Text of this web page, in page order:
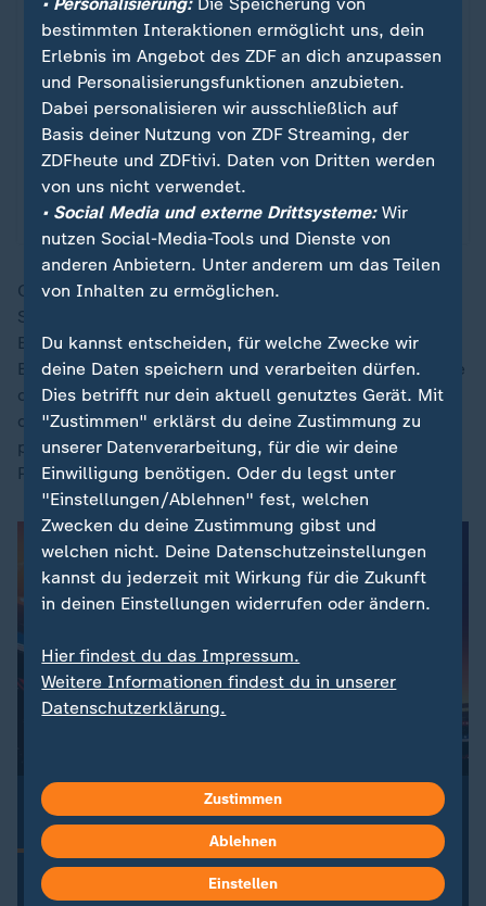
Sport
Schland in Sicht!
Vor der WM 2006 steht der deutsche Fußball am
Abgrund. Jürgen Klinsmanns Revolution droht zu
scheitern – bis sein junges Team das Land
elektrisiert und das Sommermärchen beginnt.
Curaçao setzte auf Konter und näherte sich einer
Sensation, bei einer Dreifachchance (60.) kam
Ecuadors Torhüter Hernán Galíndez in höchste
Bedrängnis. Die größeren Chancen hatte in der Summe
dennoch Ecuador. Curaçao-Schlussmann Room wuchs
dabei über sich hinaus, auch in der Schlussphase
parierte er ein ums andere Mal. Ecuadors Angelo
Preciado traf dazu die Latte (90.).
ZDFsportstudio Update
Dein Newsletter zur Fußball-WM 2026
Alle Highlights der WM-Spiele aus der Nacht, Updates
zum DFB-Team und die wichtigsten Nachrichten zur
Fußball-WM 2026 – kompakt und aktuell. Jetzt
bestimmten Interaktionen ermöglicht uns, dein
Erlebnis im Angebot des ZDF an dich anzupassen
und Personalisierungsfunktionen anzubieten.
Dabei personalisieren wir ausschließlich auf
Basis deiner Nutzung von ZDF Streaming, der
ZDFheute und ZDFtivi. Daten von Dritten werden
von uns nicht verwendet.
• Social Media und externe Drittsysteme:Wir
nutzen Social-Media-Tools und Dienste von
anderen Anbietern. Unter anderem um das Teilen
von Inhalten zu ermöglichen.
Du kannst entscheiden, für welche Zwecke wir
deine Daten speichern und verarbeiten dürfen.
Dies betrifft nur dein aktuell genutztes Gerät. Mit
"Zustimmen" erklärst du deine Zustimmung zu
unserer Datenverarbeitung, für die wir deine
Einwilligung benötigen. Oder du legst unter
"Einstellungen/Ablehnen" fest, welchen
Zwecken du deine Zustimmung gibst und
welchen nicht. Deine Datenschutzeinstellungen
kannst du jederzeit mit Wirkung für die Zukunft
in deinen Einstellungen widerrufen oder ändern.
Hier findest du das Impressum.
Weitere Informationen findest du in unserer
Datenschutzerklärung.
Zustimmen
Ablehnen
Einstellen